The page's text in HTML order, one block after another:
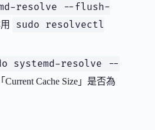
resolve --flush-
sudo resolvectl
systemd-resolve --
Current Cache Size」是否為